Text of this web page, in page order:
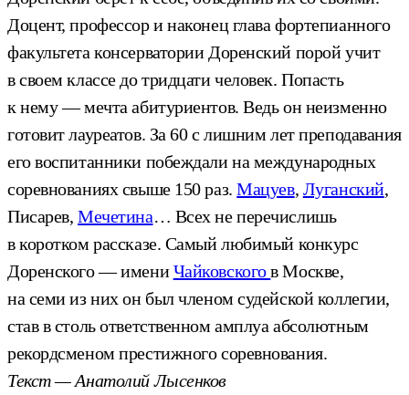
Доцент, профессор и наконец глава фортепианного
факультета консерватории Доренский порой учит
в своем классе до тридцати человек. Попасть
к нему — мечта абитуриентов. Ведь он неизменно
готовит лауреатов. За 60 с лишним лет преподавания
его воспитанники побеждали на международных
соревнованиях свыше 150 раз.Мацуев, Луганский,
Писарев,Мечетина… Всех не перечислишь
в коротком рассказе. Самый любимый конкурс
Доренского — имениЧайковскогов Москве,
на семи из них он был членом судейской коллегии,
став в столь ответственном амплуа абсолютным
рекордсменом престижного соревнования.
Текст — Анатолий Лысенков